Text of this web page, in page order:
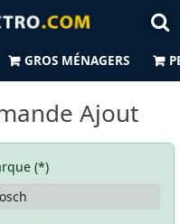
GROS MÉNAGERS
Ajout
(*)